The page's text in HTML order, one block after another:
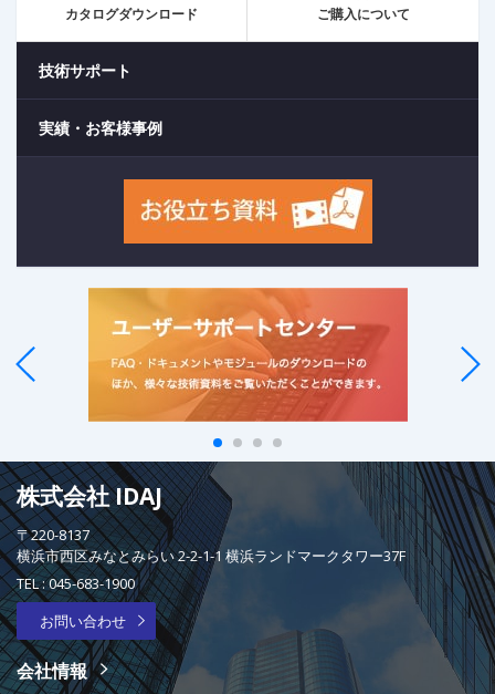
カタログダウンロード ご購入について
技術サポート
実績・お客様事例
株式会社 IDAJ
〒220-8137
横浜市西区みなとみらい 2-2-1-1 横浜ランドマークタワー37F
TEL :045-683-1900
お問い合わせ
会社情報